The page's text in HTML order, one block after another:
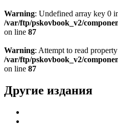
Warning: Undefined array key 0
/var/ftp/pskovbook_v2/
on line 87
Warning: Attempt to read
/var/ftp/pskovbook_v2/
on line 87
Другие издания